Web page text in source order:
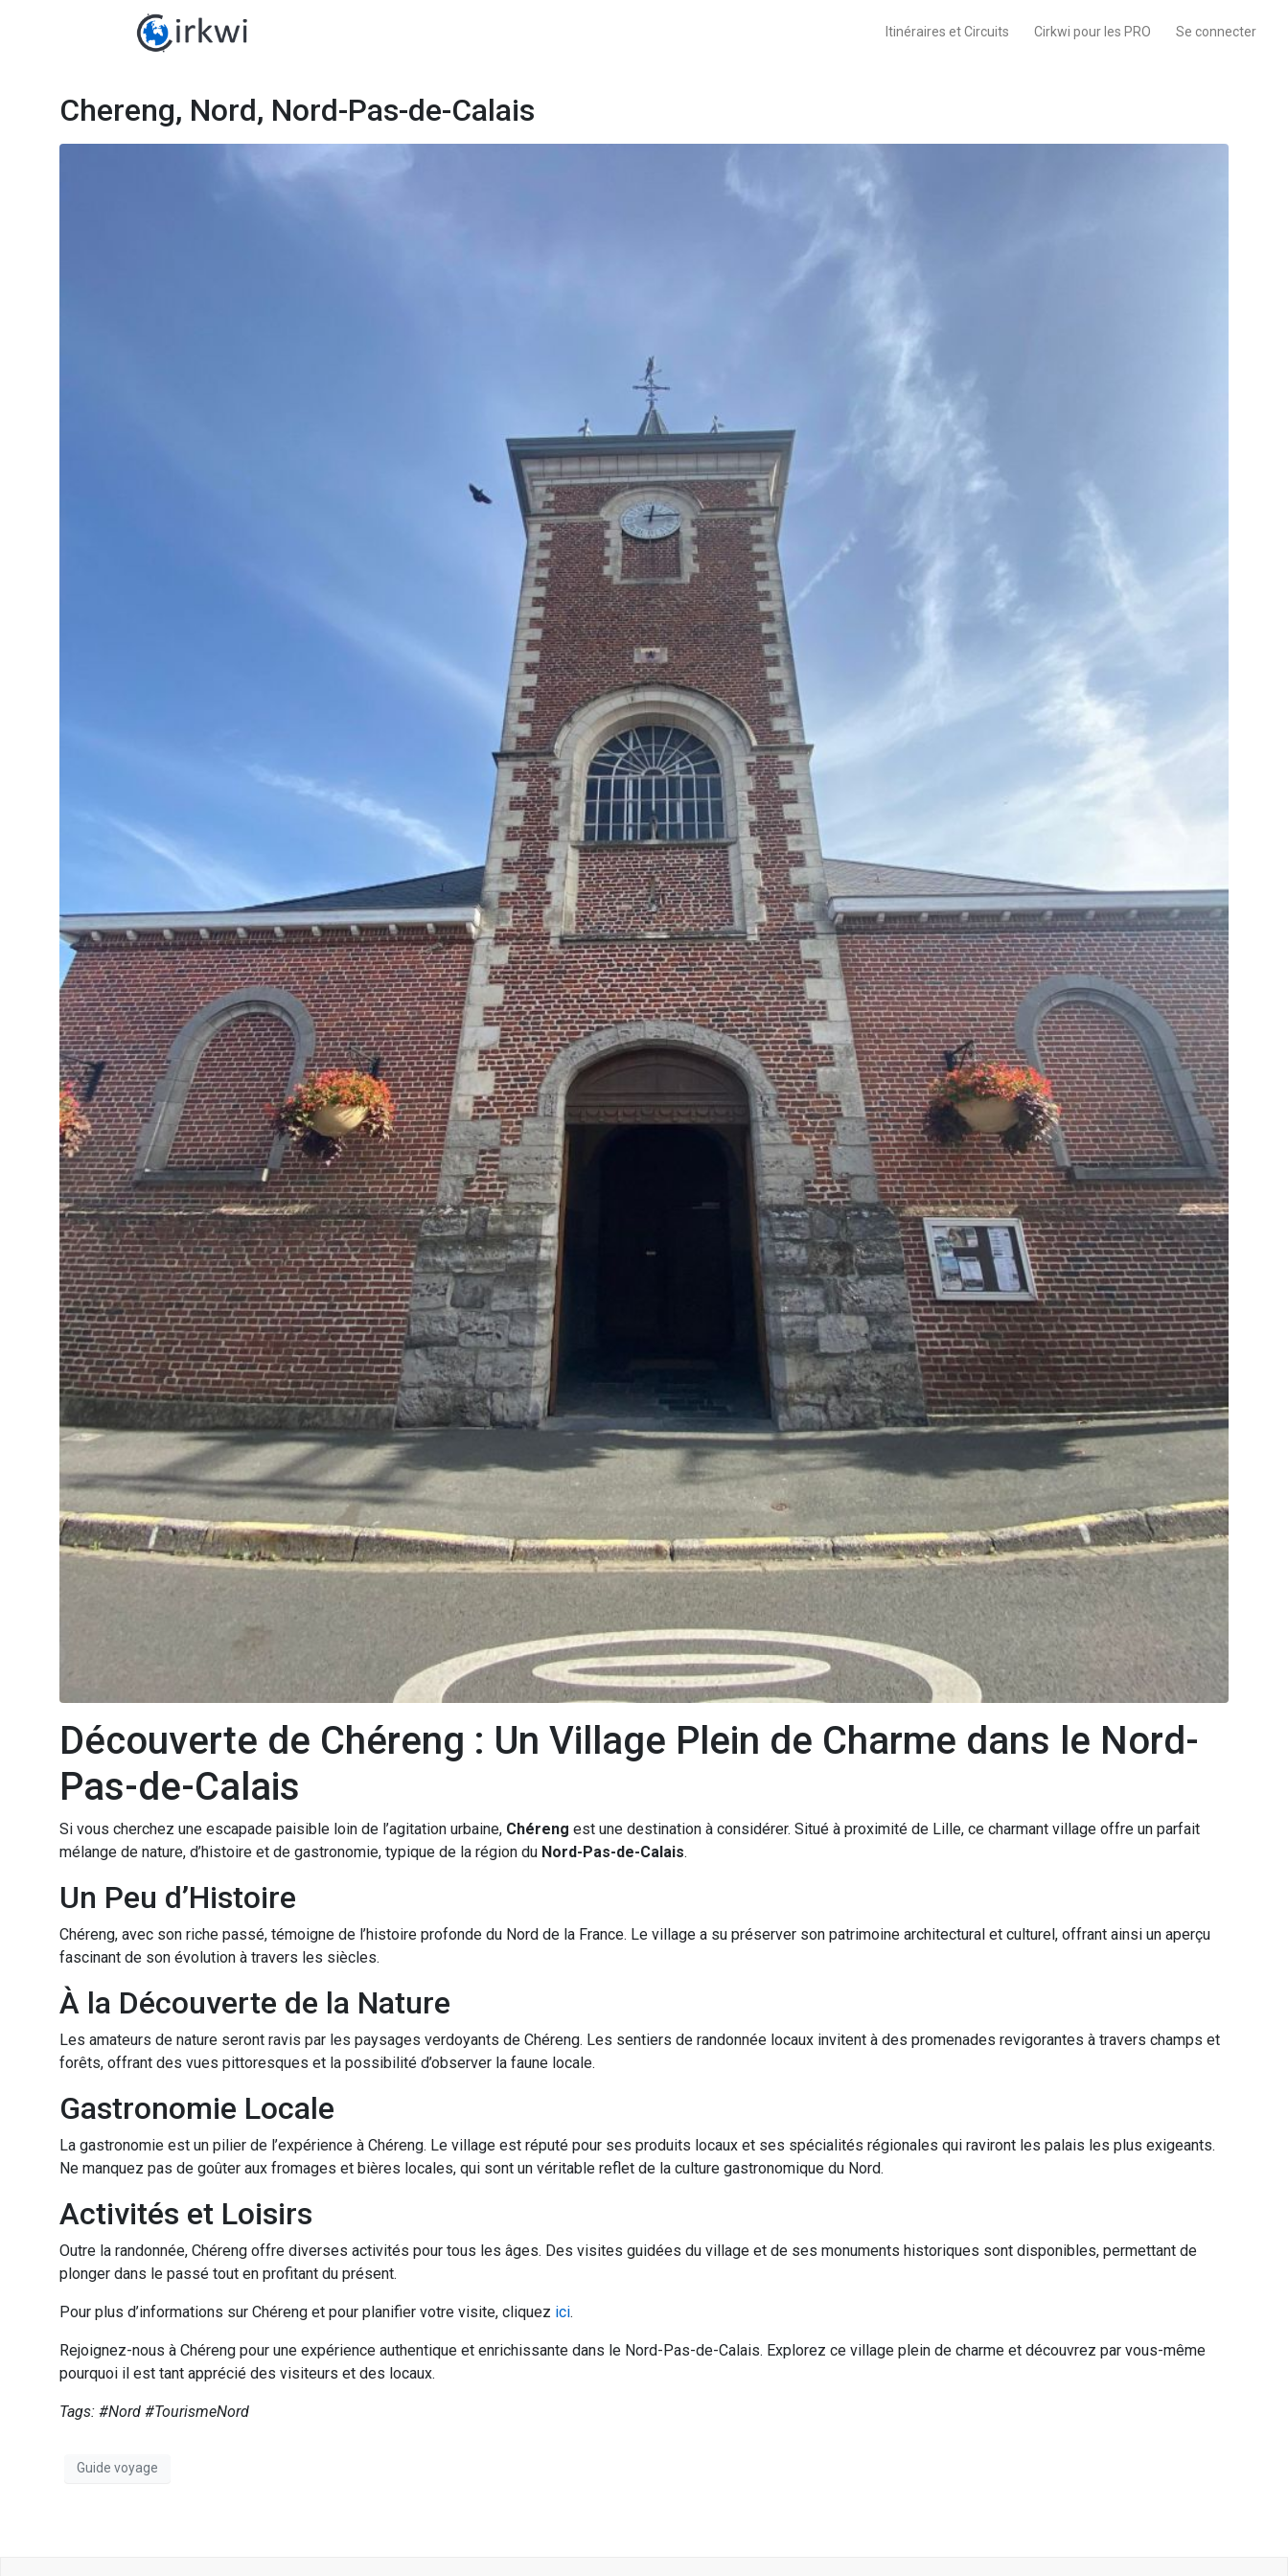
Itinéraires et Circuits Cirkwi pour les PRO Se connecter
Chereng, Nord, Nord-Pas-de-Calais
Découverte de Chéreng : Un Village Plein de Charme dans le Nord-
Pas-de-Calais
Si vous cherchez une escapade paisible loin de l’agitation urbaine, Chéreng est une destination à considérer. Situé à proximité de Lille, ce charmant village offre un parfait
mélange de nature, d’histoire et de gastronomie, typique de la région du Nord-Pas-de-Calais.
Un Peu d’Histoire
Chéreng, avec son riche passé, témoigne de l’histoire profonde du Nord de la France. Le village a su préserver son patrimoine architectural et culturel, offrant ainsi un aperçu
fascinant de son évolution à travers les siècles.
À la Découverte de la Nature
Les amateurs de nature seront ravis par les paysages verdoyants de Chéreng. Les sentiers de randonnée locaux invitent à des promenades revigorantes à travers champs et
forêts, offrant des vues pittoresques et la possibilité d’observer la faune locale.
Gastronomie Locale
La gastronomie est un pilier de l’expérience à Chéreng. Le village est réputé pour ses produits locaux et ses spécialités régionales qui raviront les palais les plus exigeants.
Ne manquez pas de goûter aux fromages et bières locales, qui sont un véritable reflet de la culture gastronomique du Nord.
Activités et Loisirs
Outre la randonnée, Chéreng offre diverses activités pour tous les âges. Des visites guidées du village et de ses monuments historiques sont disponibles, permettant de
plonger dans le passé tout en profitant du présent.
Pour plus d’informations sur Chéreng et pour planifier votre visite, cliquez ici.
Rejoignez-nous à Chéreng pour une expérience authentique et enrichissante dans le Nord-Pas-de-Calais. Explorez ce village plein de charme et découvrez par vous-même
pourquoi il est tant apprécié des visiteurs et des locaux.
Tags: #Nord #TourismeNord
Guide voyage